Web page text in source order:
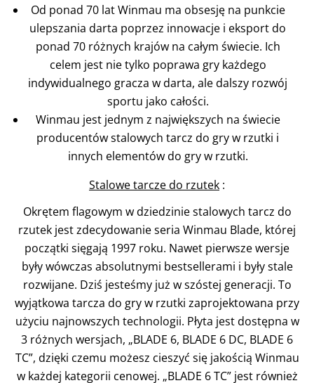
Od ponad 70 lat Winmau ma obsesję na punkcie
ulepszania darta poprzez innowacje i eksport do
ponad 70 różnych krajów na całym świecie. Ich
celem jest nie tylko poprawa gry każdego
indywidualnego gracza w darta, ale dalszy rozwój
sportu jako całości.
Winmau jest jednym z największych na świecie
producentów stalowych tarcz do gry w rzutki i
innych elementów do gry w rzutki.
Stalowe tarcze do rzutek :
Okrętem flagowym w dziedzinie stalowych tarcz do
rzutek jest zdecydowanie seria Winmau Blade, której
początki sięgają 1997 roku. Nawet pierwsze wersje
były wówczas absolutnymi bestsellerami i były stale
rozwijane. Dziś jesteśmy już w szóstej generacji. To
wyjątkowa tarcza do gry w rzutki zaprojektowana przy
użyciu najnowszych technologii. Płyta jest dostępna w
3 różnych wersjach, „BLADE 6, BLADE 6 DC, BLADE 6
TC”, dzięki czemu możesz cieszyć się jakością Winmau
w każdej kategorii cenowej. „BLADE 6 TC” jest również